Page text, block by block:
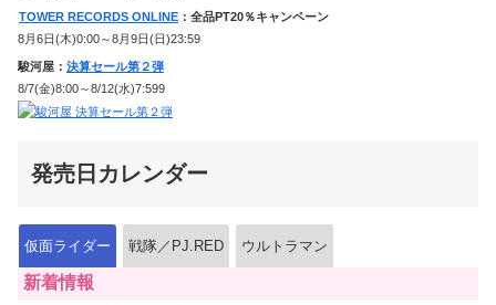
TOWER RECORDS ONLINE ：全品PT20％キャンペーン
8月6日(木)0:00～8月9日(日)23:59
駿河屋： 決算セール第２弾
8/7(金)8:00～8/12(水)7:599
発売日カレンダー
仮面ライダー 戦隊／PJ.RED ウルトラマン
新着情報